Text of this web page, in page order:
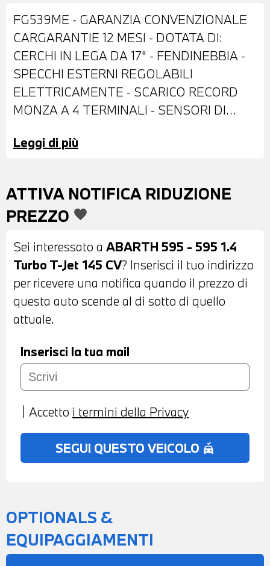
FG539ME - GARANZIA CONVENZIONALE
CARGARANTIE 12 MESI - DOTATA DI:
CERCHI IN LEGA DA 17" - FENDINEBBIA -
SPECCHI ESTERNI REGOLABILI
ELETTRICAMENTE - SCARICO RECORD
MONZA A 4 TERMINALI - SENSORI DI
ANTERIORI ELETTRICI - SPOILER
RADIO DIGITALE DAB - MONITOR CON
DISPLAY A COLORI TOUCHSCREEN -
PRESSIONE PNEUMATICI -
RIVESTIMENTO CIELO COLOR
ANTRACITE - SEDILI SPORTIVI MISTO
TESSUTO STOFFA ANTRACITE -
VOLANTE SPORTIVO IN PELLE CON
COMANDI MULTIFUNZIONE -
CLIMATIZZATORE MANUALE - VERNICE
PASTELLO GRIGIO PISTA - POSSIBILITA'
POSSIBILITA' DI FINANZIAMENTO ANCHE
PER L'INTERO IMPORTO
Leggi di più
ATTIVA NOTIFICA RIDUZIONE
PREZZO favorite
Sei interessato a ABARTH 595 - 595 1.4
Turbo T-Jet 145 CV? Inserisci il tuo indirizzo
per ricevere una notifica quando il prezzo di
questa auto scende al di sotto di quello
attuale.
Inserisci la tua mail
Accetto i termini della Privacy
SEGUI QUESTO VEICOLO no_crash
OPTIONALS &
EQUIPAGGIAMENTI